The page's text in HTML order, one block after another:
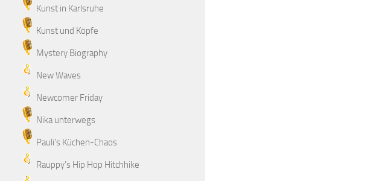
Kunst in Karlsruhe
Kunst und Köpfe
Mystery Biography
New Waves
Newcomer Friday
Nika unterwegs
Pauli's Küchen-Chaos
Rauppy’s Hip Hop Hitchhike